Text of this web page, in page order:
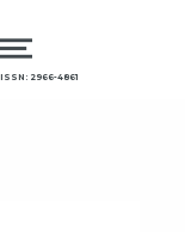
ISSN: 2966-4861
Como